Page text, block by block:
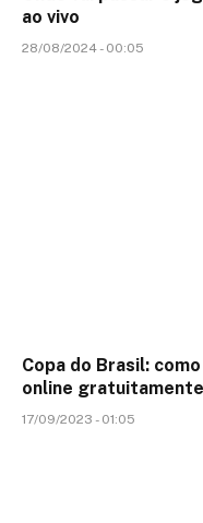
ao vivo
28/08/2024 - 00:05
Copa do Brasil:
online gratuitamente
17/09/2023 - 01:05